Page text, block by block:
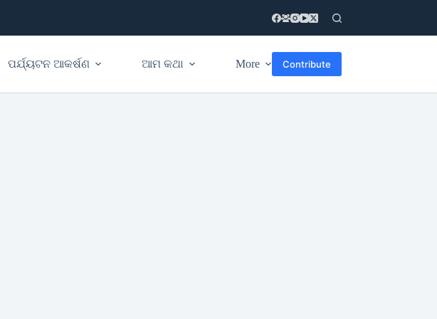
ପର୍ଯ୍ୟଟନ ଆକର୍ଷଣ ଆମ କଥା More Contribute